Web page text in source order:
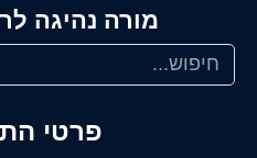
פרטי
מורה נהיגה